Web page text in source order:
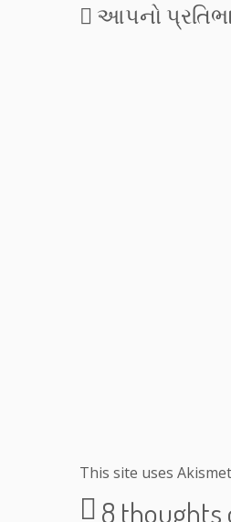
આપનો
This site uses
8 thoughts